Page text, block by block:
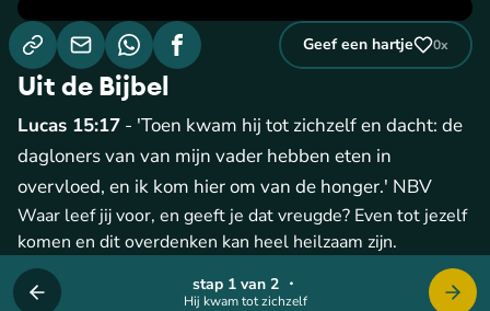
Hij kwam tot zichzelf
stap 1 van 2・
Geef een hartje 0x
Uit de Bijbel
Lucas 15:17 - 'Toen kwam hij tot zichzelf en dacht: de
dagloners van van mijn vader hebben eten in
overvloed, en ik kom hier om van de honger.' NBV
Waar leef jij voor, en geeft je dat vreugde? Even tot jezelf
komen en dit overdenken kan heel heilzaam zijn.